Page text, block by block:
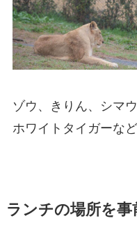
ゾウ、きりん、シマ
ホワイトタイガーなど
ランチの場所を事